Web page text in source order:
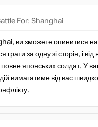
For: Shanghai
ви зможете опинитися на
грати за одну зі сторін, і
повне японських солдат.
вимагатиме від вас